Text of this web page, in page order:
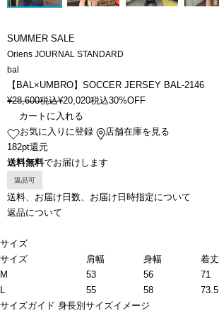
SUMMER SALE
Oriens JOURNAL STANDARD
bal
【BAL×UMBRO】SOCCER JERSEY BAL-2146
¥28,600税込¥20,020税込30%OFF
カートに入れる
お気に入りに登録
店舗在庫を見る
182pt還元
送料無料でお届けします
返品可
送料、お届け日数、お届け日時指定について
返品について
サイズ
サイズ
肩幅 身幅 着丈
M
53 56 71
L
55 58 73.5
サイズガイド 身長別サイズイメージ